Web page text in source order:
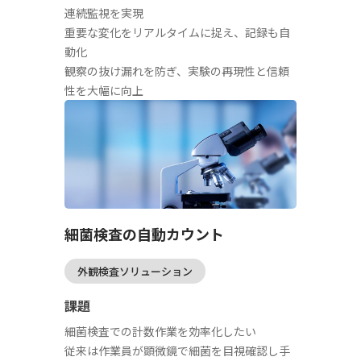
連続監視を実現
重要な変化をリアルタイムに捉え、記録も自
動化
観察の抜け漏れを防ぎ、実験の再現性と信頼
性を大幅に向上
細菌検査の自動カウント
外観検査ソリューション
課題
細菌検査での計数作業を効率化したい
従来は作業員が顕微鏡で細菌を目視確認し手